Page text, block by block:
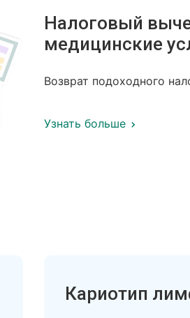
Налоговый
медицинские
Возврат подоходного
Узнать больше
Кариотип